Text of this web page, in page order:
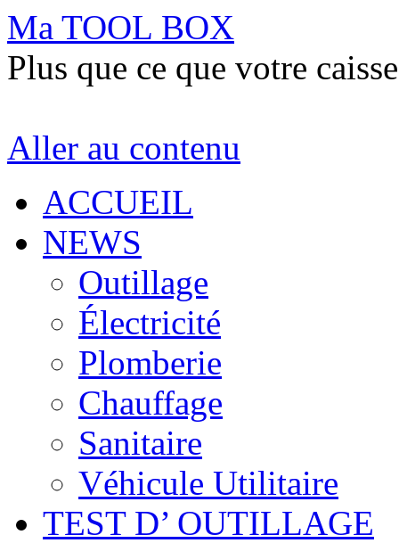
Ma TOOL BOX
Plus que ce que votre
Aller au contenu
ACCUEIL
NEWS
Outillage
Électricité
Plomberie
Chauffage
Sanitaire
Véhicule Utilitaire
TEST D’ OUTILLAGE